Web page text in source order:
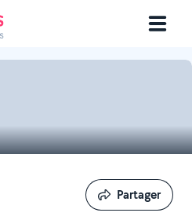
Partager
Partager